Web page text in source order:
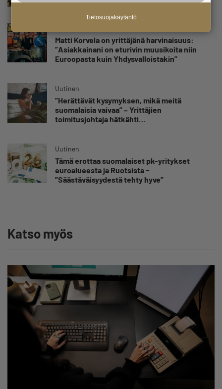
Matti Korvela on yrittäjänä harvinaisuus:
”Asiakkainani on eturivin muusikoita niin
Euroopasta kuin Yhdysvalloistakin”
Uutinen
”Herättävät kysymyksen, mikä meitä
suomalaisia vaivaa” – Yrittäjien
toimitusjohtaja hätkähti
Uutinen
Tämä erottaa suomalaiset pk-yritykset
euroalueesta ja Ruotsista −
”Säästäväisyydestä tehty hyve”
Katso myös
Tietosuojakäytäntö